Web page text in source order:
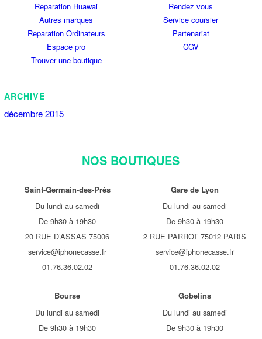
Reparation Huawai
Autres marques
Reparation Ordinateurs
Espace pro
Trouver une boutique
Rendez vous
Service coursier
Partenariat
CGV
ARCHIVE
décembre 2015
NOS BOUTIQUES
Saint-Germain-des-Prés
Du lundi au samedi
De 9h30 à 19h30
20 RUE D’ASSAS 75006
service@iphonecasse.fr
01.76.36.02.02
Gare de Lyon
Du lundi au samedi
De 9h30 à 19h30
2 RUE PARROT 75012 PARIS
service@iphonecasse.fr
01.76.36.02.02
Bourse
Du lundi au samedi
De 9h30 à 19h30
Gobelins
Du lundi au samedi
De 9h30 à 19h30